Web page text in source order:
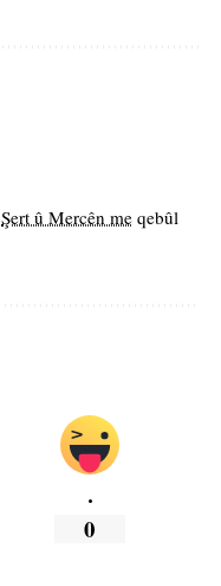
Şert û Mercên me qebûl
.
0